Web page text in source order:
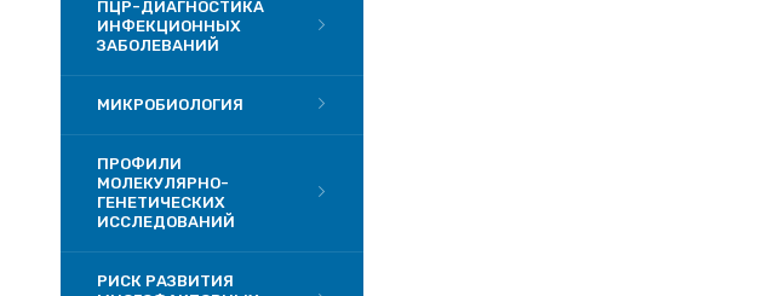
ПЦР-ДИАГНОСТИКА
ИНФЕКЦИОННЫХ
ЗАБОЛЕВАНИЙ
МИКРОБИОЛОГИЯ
ПРОФИЛИ
МОЛЕКУЛЯРНО-
ГЕНЕТИЧЕСКИХ
ИССЛЕДОВАНИЙ
РИСК РАЗВИТИЯ